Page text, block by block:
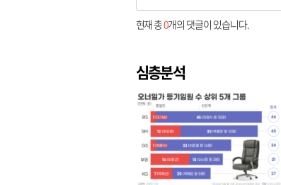
현재 총0개의 댓글이 있습니다.
심층분석